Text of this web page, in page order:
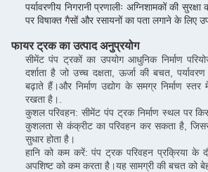
पर्यावरणीय निगरानी प्रणालीः अग्निशामकों की
पर विषाक्त गैसों और रसायनों का पता लगाने के लिए
फायर ट्रक का उत्पाद अनुप्रयोग
सीमेंट पंप ट्रकों का उपयोग आधुनिक निर्माण
दर्शाता है जो उच्च दक्षता, ऊर्जा की बचत,
बढ़ाते हैं।और निर्माण उद्योग के समग्र निर्माण
रखता है।.
कुशल परिवहन: सीमेंट पंप ट्रक निर्माण स्थल पर
कुशलता से कंक्रीट का परिवहन कर सकता है, जिससे
सुधार होता है।
हानि को कम करें: पंप ट्रक परिवहन प्रक्रिया के
अपशिष्ट को कम करता है।यह सामग्री की बचत को